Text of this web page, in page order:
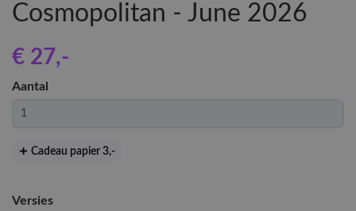
Cosmopolitan - June 2026
€ 27,-
Aantal
Cadeau papier 3,-
Versies